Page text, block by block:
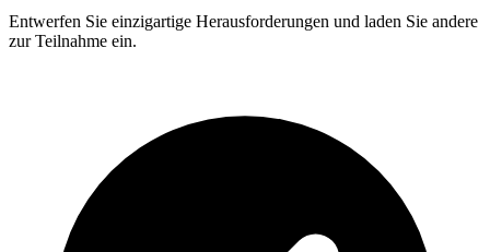
Entwerfen Sie einzigartige Herausforderungen und laden Sie andere
zur Teilnahme ein.